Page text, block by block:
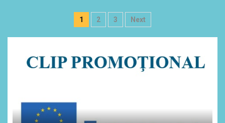
Paginație
articole
1 2 3 Next